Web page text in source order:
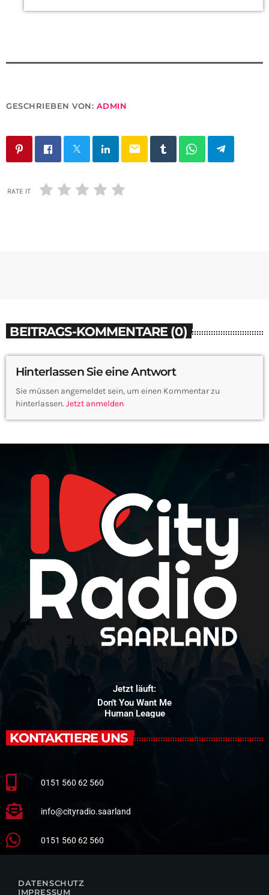
GESCHRIEBEN VON: ADMIN
email
RATE IT
BEITRAGS-KOMMENTARE (0)
Hinterlassen Sie eine Antwort
Sie müssen angemeldet sein, um einen Kommentar zu
hinterlassen. Jetzt anmelden
Jetzt läuft:
Don't You Want Me
Human League
KONTAKTIERE UNS
0151 560 62 560
info@cityradio.saarland
0151 560 62 560
DATENSCHUTZ
IMPRESSUM